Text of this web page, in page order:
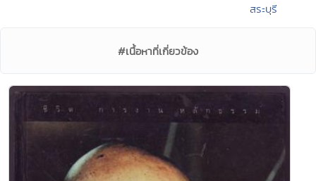
สระบุรี
#เนื้อหาที่เกี่ยวข้อง